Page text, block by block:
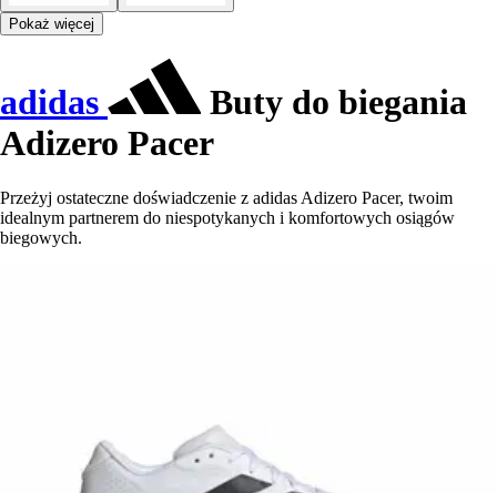
Pokaż więcej
adidas
Buty do biegania
Adizero Pacer
Przeżyj ostateczne doświadczenie z adidas Adizero Pacer, twoim
idealnym partnerem do niespotykanych i komfortowych osiągów
biegowych.